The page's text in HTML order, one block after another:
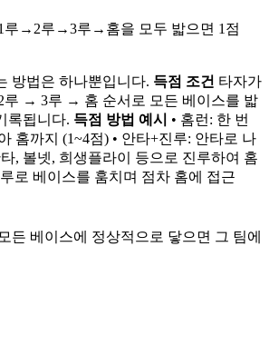
루→2루→3루→홈을 모두 밟으면 1점
방법은 하나뿐입니다. 득점 조건 타자가
루 → 3루 → 홈 순서로 모든 베이스를 밟
록됩니다. 득점 방법 예시
• 홈런: 한 번
홈까지 (1~4점) • 안타+진루: 안타로 나
, 볼넷, 희생플라이 등으로 진루하여 홈
로 베이스를 훔치며 점차 홈에 접근
든 베이스에 정상적으로 닿으면 그 팀에